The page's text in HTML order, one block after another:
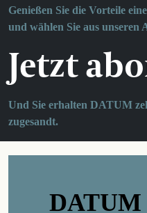
Genießen Sie die Vorteile
und wählen Sie aus unseren
Jetzt
Und Sie erhalten DATUM
zugesandt.
DATUM